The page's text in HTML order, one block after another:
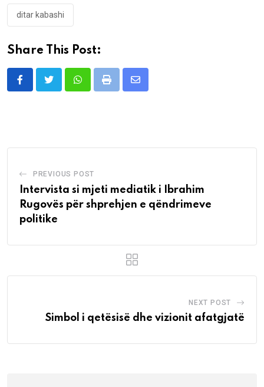
ditar kabashi
Share This Post:
WhatsappPrint
Share
PREVIOUS POST
Intervista si mjeti mediatik i Ibrahim
Rugovës për shprehjen e qëndrimeve
politike
NEXT POST
Simbol i qetësisë dhe vizionit afatgjatë